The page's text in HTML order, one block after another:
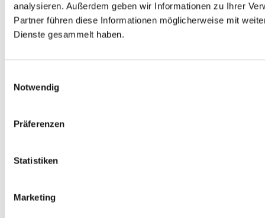
analysieren. Außerdem geben wir Informationen zu Ihrer
Partner führen diese Informationen möglicherweise mit
Dienste gesammelt haben.
Notwendig
Präferenzen
Statistiken
Marketing